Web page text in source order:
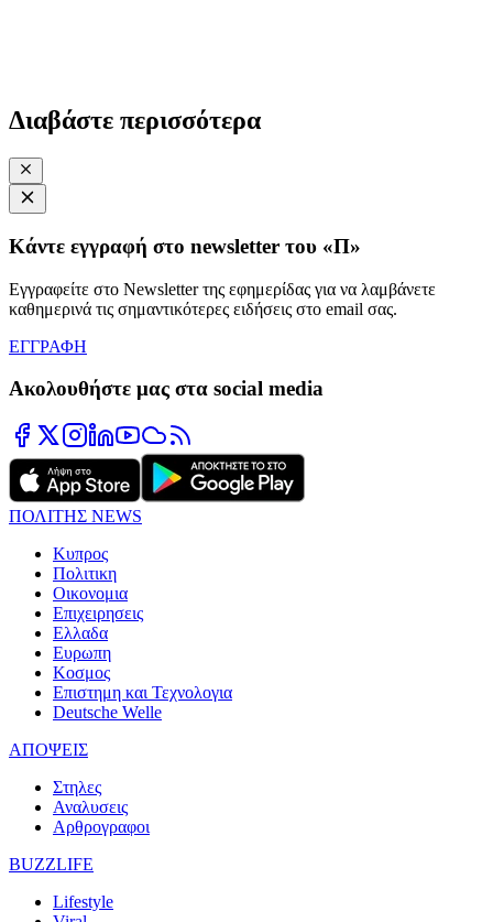
Διαβάστε περισσότερα
Κάντε εγγραφή στο newsletter του «Π»
Εγγραφείτε στο Newsletter της εφημερίδας για να λαμβάνετε
καθημερινά τις σημαντικότερες ειδήσεις στο email σας.
ΕΓΓΡΑΦΗ
Ακολουθήστε μας στα social media
ΠΟΛΙΤΗΣ NEWS
Κυπρος
Πολιτικη
Οικονομια
Επιχειρησεις
Ελλαδα
Ευρωπη
Κοσμος
Επιστημη και Τεχνολογια
Deutsche Welle
ΑΠΟΨΕΙΣ
Στηλες
Αναλυσεις
Αρθρογραφοι
BUZZLIFE
Lifestyle